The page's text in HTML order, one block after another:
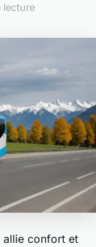
lecture
allie confort et